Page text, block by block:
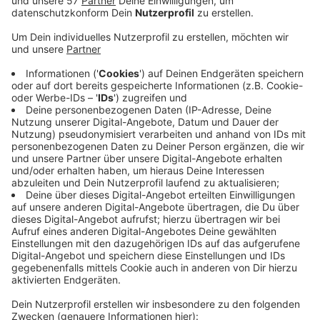
anderen Männer, ein 39-jähriger Aachener sowie
54-Jähriger, dessen Herkunft noch geklärt werden
muss, wurden schwer verletzt. Zum jetzigen
Zeitpunkt ist die Frage, wer das Fahrzeug gelenkt
hat. Die Beamten suchen deswegen neben den
Ersthelfern noch mögliche weitere Zeugen, die
sich bisher noch nicht bei der Polizei gemeldet
haben.
Hinweise nimmt das Verkehrskommissariat der
Polizei in Heinsberg entgegen unter der
Telefonnummer 02452 920 0. Es gibt zudem die
Möglichkeit, Hinweise über die der Polizei
Heinsberg zu geben oder über den direkten Link:
https://polizei.nrw/artikel/anzeige-hinweis.